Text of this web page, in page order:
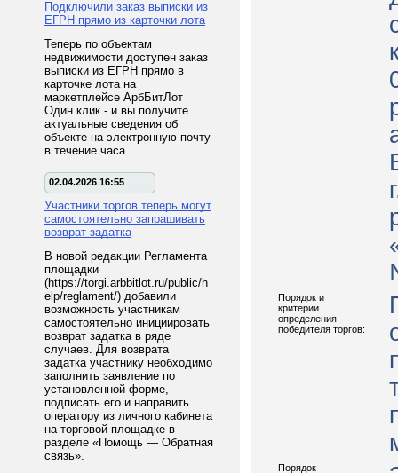
Подключили заказ выписки из
ЕГРН прямо из карточки лота
Теперь по объектам
недвижимости доступен заказ
выписки из ЕГРН прямо в
карточке лота на
маркетплейсе АрбБитЛот
Один клик - и вы получите
актуальные сведения об
объекте на электронную почту
в течение часа.
02.04.2026 16:55
Участники торгов теперь могут
самостоятельно запрашивать
возврат задатка
В новой редакции Регламента
площадки
(https://torgi.arbbitlot.ru/public/h
elp/reglament/) добавили
возможность участникам
самостоятельно инициировать
возврат задатка в ряде
случаев. Для возврата
задатка участнику необходимо
заполнить заявление по
установленной форме,
подписать его и направить
оператору из личного кабинета
на торговой площадке в
разделе «Помощь — Обратная
связь».
Порядок и
критерии
определения
победителя торгов:
Порядок